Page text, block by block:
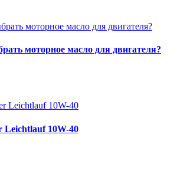
моторное масло для двигателя?
10W-40